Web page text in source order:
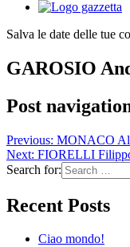
Salva le date delle tue
GAROSIO
Post
Previous: MONACO
Next: FIORELLI
Search for:
Recent Posts
Ciao mondo!